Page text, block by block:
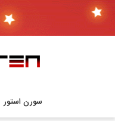
سورن استور